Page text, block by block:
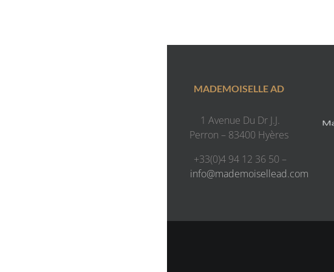
MADEMOISELLE AD
1 Avenue Du Dr J.J.
Perron – 83400 Hyères
+33(0)4 94 12 36 50 –
info@mademoisellead.com